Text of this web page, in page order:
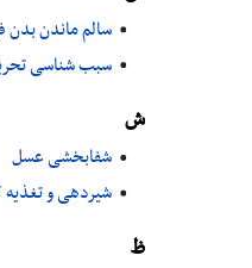
سالم ماندن بدن
سبب شناسی
ش
شفابخشی عسل
شیردهی و تغذیه
ظ